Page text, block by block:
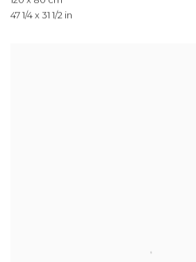
47 1/4 x 31 1/2 in